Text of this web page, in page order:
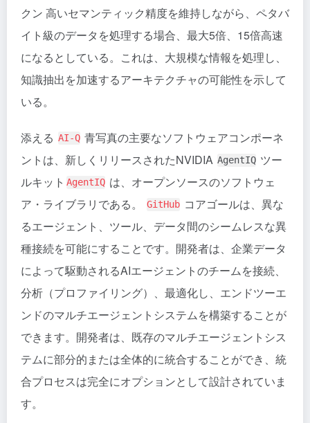
クン 高いセマンティック精度を維持しながら、ペタバ
イト級のデータを処理する場合、最大5倍、15倍高速
になるとしている。これは、大規模な情報を処理し、
知識抽出を加速するアーキテクチャの可能性を示して
いる。
添える AI-Q 青写真の主要なソフトウェアコンポーネ
ントは、新しくリリースされたNVIDIA AgentIQ ツー
ルキット AgentIQ は、オープンソースのソフトウェ
ア・ライブラリである。
GitHub コアゴールは、異な
るエージェント、ツール、データ間のシームレスな異
種接続を可能にすることです。開発者は、企業データ
によって駆動されるAIエージェントのチームを接続、
分析（プロファイリング）、最適化し、エンドツーエ
ンドのマルチエージェントシステムを構築することが
できます。開発者は、既存のマルチエージェントシス
テムに部分的または全体的に統合することができ、統
合プロセスは完全にオプションとして設計されていま
す。